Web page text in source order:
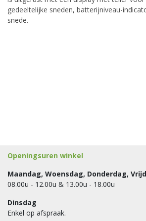
gedeeltelijke sneden, batterijniveau-
snede.
Openingsuren winkel
Maandag, Woensdag, Donderdag,
08.00u - 12.00u & 13.00u - 18.00u
Dinsdag
Enkel op afspraak.